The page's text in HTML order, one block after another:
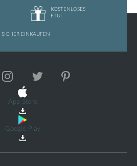
KOSTENLOSES
ETUI
SICHER EINKAUFEN
App Store
Google Play